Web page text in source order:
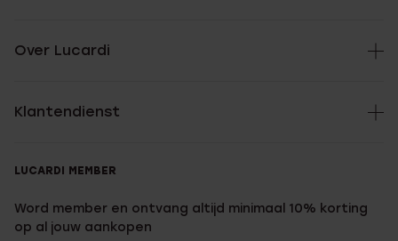
Over Lucardi
Klantendienst
LUCARDI MEMBER
Word member en ontvang altijd minimaal 10% korting
op al jouw aankopen